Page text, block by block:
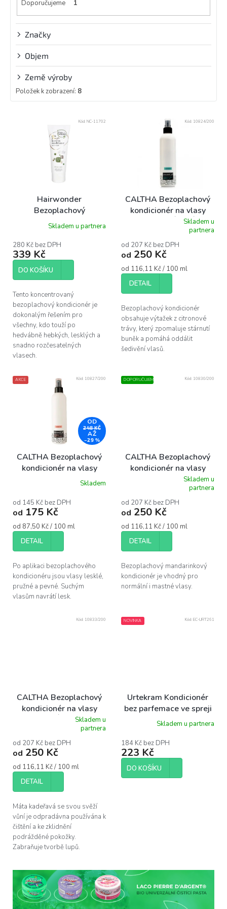
Doporučujeme 1
Značky
Objem
Země výroby
Položek k zobrazení: 8
ů
Hairwonder
Bezoplachový
kondicionér pro posílení
vlasů, 75 ml
Skladem u partnera
280 Kč bez DPH
339 Kč
DO KOŠÍKU
Tento koncentrovaný
bezoplachový kondicionér je
dokonalým řešením pro
všechny, kdo touží po
hedvábně hebkých, lesklých a
snadno rozčesatelných
vlasech.
Kód: NC-11702
CALTHA Bezoplachový
kondicionér na vlasy
CITRONOVÁ TRÁVA
produktu
je
z
hvězdiček.
Skladem u
partnera
od 207 Kč bez DPH
od 250 Kč
Měrná
cena:
od 116,11 Kč / 100 ml
DETAIL
Bezoplachový kondicionér
obsahuje výtažek z citronové
trávy, který zpomaluje stárnutí
buněk a pomáhá oddálit
šedivění vlasů.
Kód: 10824/200
AKCE
OD
248 KČ
AŽ
–29 %
CALTHA Bezoplachový
kondicionér na vlasy
produktu
je
z
hvězdiček.
Skladem
od 145 Kč bez DPH
od 175 Kč
Měrná
cena:
od 87,50 Kč / 100 ml
DETAIL
Po aplikaci bezoplachového
kondicionéru jsou vlasy lesklé,
pružné a pevné. Suchým
vlasům navrátí lesk.
Kód: 10827/200 DOPORUČUJEME
CALTHA Bezoplachový
kondicionér na vlasy
MANDARINKA
produktu
je
z
hvězdiček.
Skladem u
partnera
od 207 Kč bez DPH
od 250 Kč
Měrná
cena:
od 116,11 Kč / 100 ml
DETAIL
Bezoplachový mandarinkový
kondicionér je vhodný pro
normální i mastné vlasy.
Kód: 10830/200
CALTHA Bezoplachový
kondicionér na vlasy
produktu
je
z
hvězdiček.
Skladem u
partnera
od 207 Kč bez DPH
od 250 Kč
Měrná
cena:
od 116,11 Kč / 100 ml
DETAIL
Máta kadeřavá se svou svěží
vůní je odpradávna používána k
čištění a ke zklidnění
podrážděné pokožky.
Zabraňuje tvorbě lupů.
Kód: 10833/200 NOVINKA
Urtekram Kondicionér
bez parfemace ve spreji
BIO, 250 ml
Skladem u partnera
184 Kč bez DPH
223 Kč
DO KOŠÍKU
Kód: EC-URT261